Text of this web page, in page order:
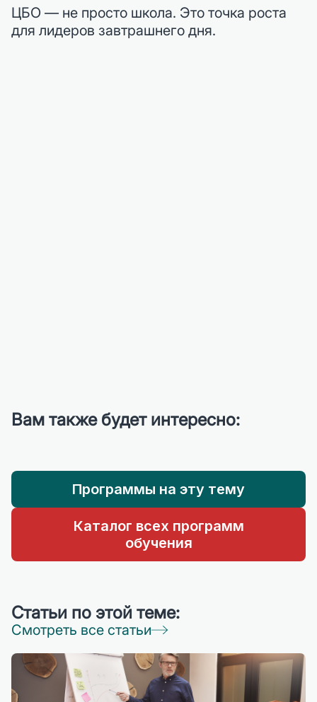
ЦБО — не просто школа. Это точка роста
для лидеров завтрашнего дня.
Вам также будет интересно:
Программы на эту тему
Каталог всех программ
обучения
Статьи по этой теме:
Смотреть все статьи